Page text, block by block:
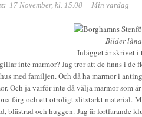
17 November, kl. 15.08 · Min vardag
Bilder
Inlägget är skrivet i
inte marmor? Jag tror att de finns i de
med familjen. Och då ha marmor i
Och ja varför inte då välja marmor som
färg och ett otroligt slitstarkt material.
blästrad och huggen. Jag är fortfarande